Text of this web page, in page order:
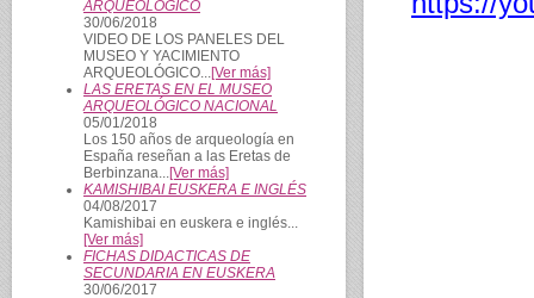
ARQUEOLÓGICO
30/06/2018
VIDEO DE LOS PANELES DEL
MUSEO Y YACIMIENTO
ARQUEOLÓGICO...[Ver más]
LAS ERETAS EN EL MUSEO
ARQUEOLÓGICO NACIONAL
05/01/2018
Los 150 años de arqueología en
España reseñan a las Eretas de
Berbinzana...[Ver más]
KAMISHIBAI EUSKERA E INGLÉS
04/08/2017
Kamishibai en euskera e inglés...
[Ver más]
FICHAS DIDACTICAS DE
SECUNDARIA EN EUSKERA
30/06/2017